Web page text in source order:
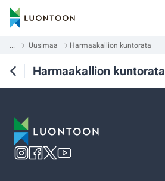
... Uusimaa Harmaakallion kuntorata
Harmaakallion kuntorata